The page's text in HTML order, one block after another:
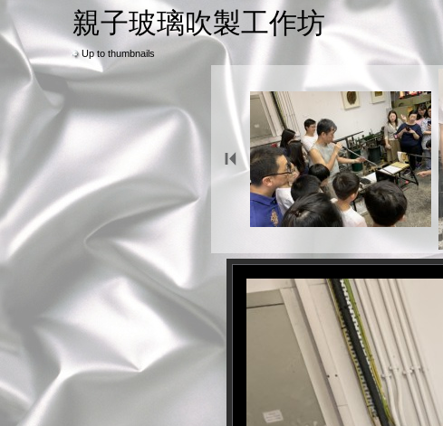
親子玻璃吹製工作坊
Up to thumbnails